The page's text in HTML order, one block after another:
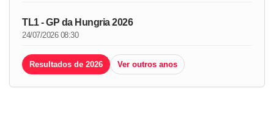
TL1 - GP da Hungria 2026
24/07/2026 08:30
Resultados de 2026 Ver outros anos